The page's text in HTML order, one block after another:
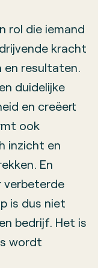
rol die iemand
kracht
en resultaten.
duidelijke
en creëert
ook
inzicht en
En
verbeterde
is dus niet
bedrijf. Het is
wordt